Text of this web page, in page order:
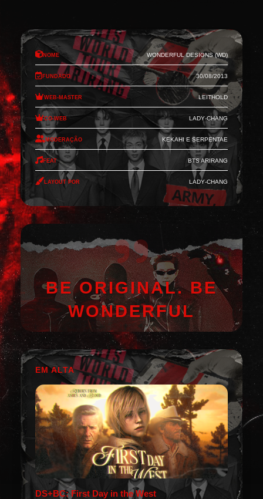
Nome Wonderful Designs (WD)
Fundado 30/08/2013
Web-Master Leithold
Co-Web Lady-Chang
Moderação Kekahi e Serpentae
Feat BTS Arirang
Layout por Lady-Chang
BE ORIGINAL. BE
WONDERFUL
EM ALTA
DS+BC: First Day in the West